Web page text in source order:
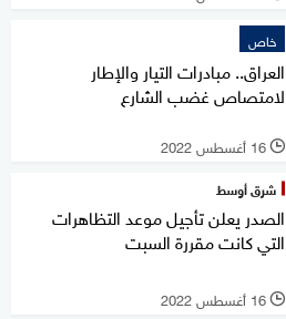
خاص
العراق.. مبادرات التيار والإطار
لامتصاص غضب الشارع
l 16 أغسطس 2022
شرق أوسط
الصدر يعلن تأجيل موعد التظاهرات
التي كانت مقررة السبت
l 16 أغسطس 2022